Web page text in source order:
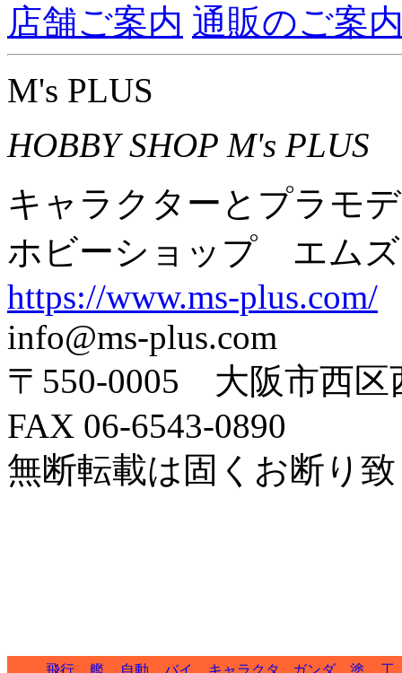
店舗ご案内 通販のご案
M's PLUS
HOBBY SHOP M's PLUS
キャラクターとプラモ
ホビーショップ エム
https://www.ms-plus.com/
info@ms-plus.com
〒550-0005 大阪市西
FAX 06-6543-0890
無断転載は固くお断り
飛行 艦 自動 バイ キャラクタ ガンダ 塗 工